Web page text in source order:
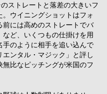
ストレートと落差の大きいフ
ウイニングショットはフォ
には高めのストレートでバ
ど、いくつもの仕掛けを用
のように相手を追い込んで
ンタル・マジック」と評し
比なピッチングが米国のフ